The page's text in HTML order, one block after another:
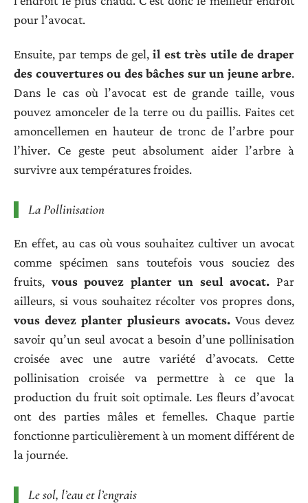
pour l’avocat.
Ensuite, par temps de gel, il est très utile de draper
des couvertures ou des bâches sur un jeune arbre.
Dans le cas où l’avocat est de grande taille, vous
pouvez amonceler de la terre ou du paillis. Faites cet
amoncellemen en hauteur de tronc de l’arbre pour
l’hiver. Ce geste peut absolument aider l’arbre à
survivre aux températures froides.
La Pollinisation
En effet, au cas où vous souhaitez cultiver un avocat
comme spécimen sans toutefois vous souciez des
fruits, vous pouvez planter un seul avocat. Par
ailleurs, si vous souhaitez récolter vos propres dons,
vous devez planter plusieurs avocats. Vous devez
savoir qu’un seul avocat a besoin d’une pollinisation
croisée avec une autre variété d’avocats. Cette
pollinisation croisée va permettre à ce que la
production du fruit soit optimale. Les fleurs d’avocat
ont des parties mâles et femelles. Chaque partie
fonctionne particulièrement à un moment différent de
la journée.
Le sol, l’eau et l’engrais